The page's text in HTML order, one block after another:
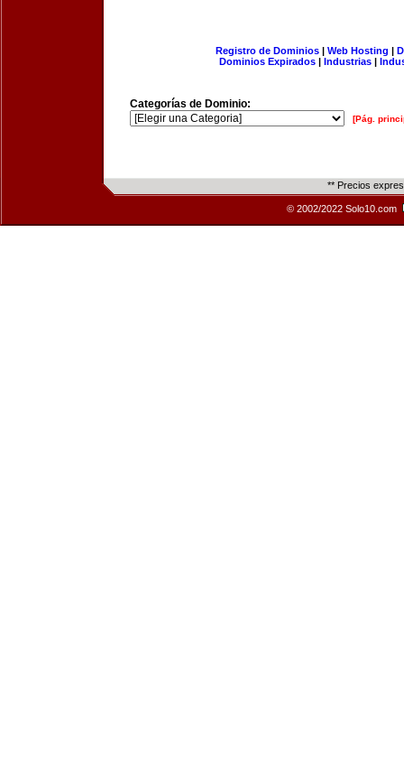
Registro de Dominios| Web Hosting |
Dominios Expirados | Industrias |
Categorías de Dominio:
[Pág.
** Precios
© 2002/2022 Solo10.com